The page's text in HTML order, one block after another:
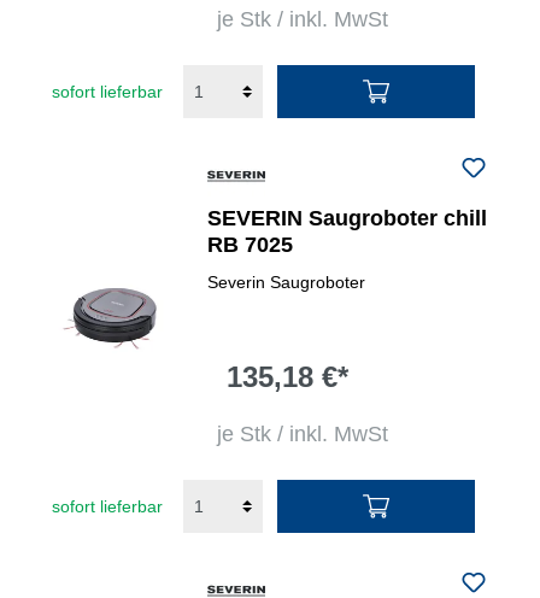
je Stk / inkl. MwSt
sofort lieferbar
SEVERIN Saugroboter chill
RB 7025
Severin Saugroboter
135,18 €*
je Stk / inkl. MwSt
sofort lieferbar